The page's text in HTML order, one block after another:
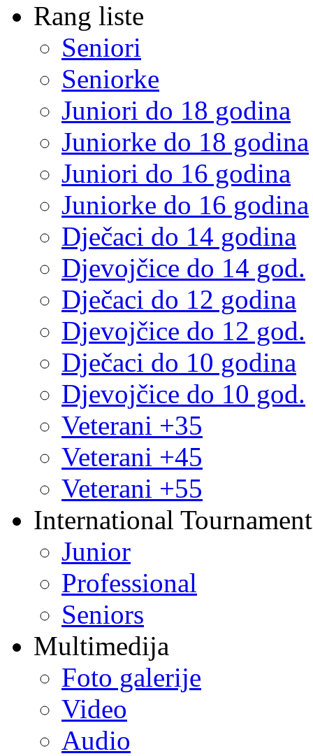
Rang liste
Seniori
Seniorke
Juniori do 18 godina
Juniorke do 18 godina
Juniori do 16 godina
Juniorke do 16 godina
Dječaci do 14 godina
Djevojčice do 14 god.
Dječaci do 12 godina
Djevojčice do 12 god.
Dječaci do 10 godina
Djevojčice do 10 god.
Veterani +35
Veterani +45
Veterani +55
International
Junior
Professional
Seniors
Multimedija
Foto galerije
Video
Audio